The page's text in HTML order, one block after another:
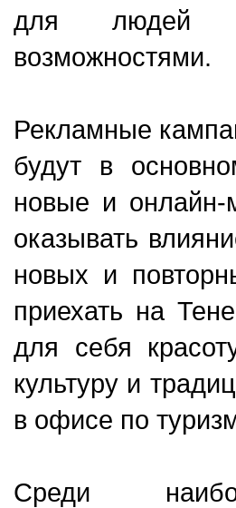
для людей с
возможностями.
Рекламные
будут в
новые и онлайн-
оказывать
новых и
приехать на
для себя
культуру и
в офисе по
Среди